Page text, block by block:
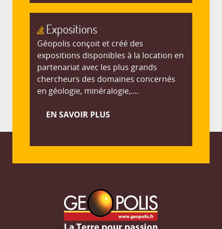
Expositions
Géopolis conçoit et créé des
expositions disponibles à la location en
partenariat avec les plus grands
chercheurs des domaines concernés
en géologie, minéralogie,....
EN SAVOIR PLUS